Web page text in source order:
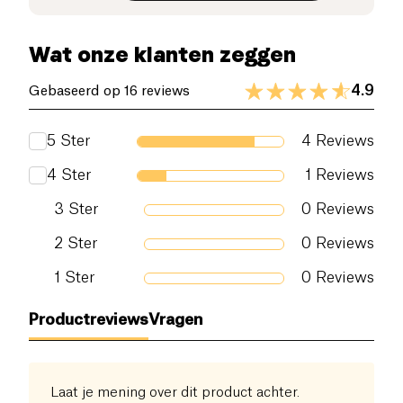
Voedingsvezels (g)
Zout (g)
Wat onze klanten zeggen
Gebaseerd op 16 reviews 4.9
5 Ster 4 Reviews
4 Ster 1 Reviews
3 Ster 0 Reviews
2 Ster 0 Reviews
1 Ster 0 Reviews
ProductreviewsVragen
Laat je mening over dit product achter.